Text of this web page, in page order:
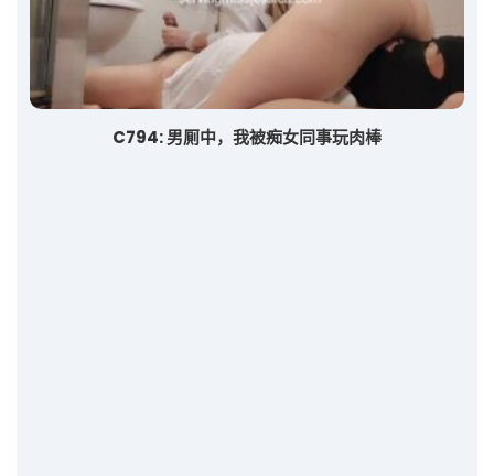
C794: 男厠中，我被痴女同事玩肉棒